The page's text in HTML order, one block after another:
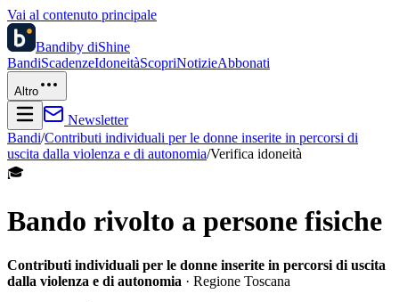
Vai al contenuto principale
Bandiby diShine
BandiScadenzeIdoneitàScopriNotizieAbbonati
Altro
Newsletter
Bandi/Contributi individuali per le donne inserite in percorsi di
uscita dalla violenza e di autonomia/Verifica idoneità
🎓
Bando rivolto a persone fisiche
Contributi individuali per le donne inserite in percorsi di uscita
dalla violenza e di autonomia · Regione Toscana